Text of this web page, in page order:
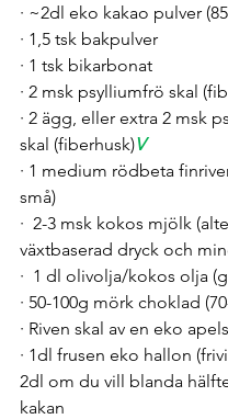
· ~2dl eko kakao pulver
· 1,5 tsk bakpulver
· 1 tsk bikarbonat
· 2 msk psylliumfrö skal
· 2 ägg, eller extra 2 msk
skal (fiberhusk)V
· 1 medium rödbeta
små)
·  2-3 msk kokos mjölk
växtbaserad dryck och
·  1 dl olivolja/kokos olja
· 50-100g mörk choklad
· Riven skal av en eko
· 1dl frusen eko hallon
2dl om du vill blanda
kakan